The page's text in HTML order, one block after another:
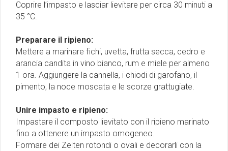
Coprire l’impasto e lasciar lievitare per circa 30 minuti a
35 °C.
Preparare il ripieno:
Mettere a marinare fichi, uvetta, frutta secca, cedro e
arancia candita in vino bianco, rum e miele per almeno
1 ora. Aggiungere la cannella, i chiodi di garofano, il
pimento, la noce moscata e le scorze grattugiate.
Unire impasto e ripieno:
Impastare il composto lievitato con il ripieno marinato
fino a ottenere un impasto omogeneo.
Formare dei Zelten rotondi o ovali e decorarli con la